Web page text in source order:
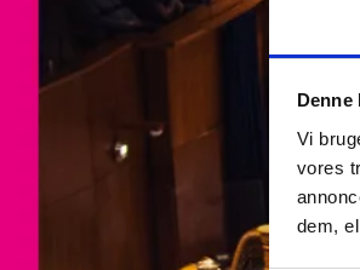
Denne
Vi
vores
dem,